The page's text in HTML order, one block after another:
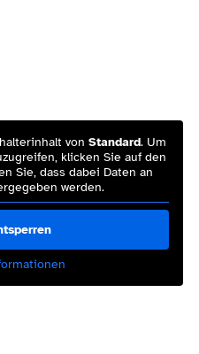
von Standard. Um
klicken Sie auf den
Sie, dass dabei Daten an
werden.